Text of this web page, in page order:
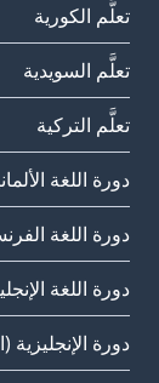
تعلَّم الكورية
تعلَّم السويدية
تعلَّم التركية
دورة اللغة
دورة اللغة
دورة اللغة
دورة الإنجليزية